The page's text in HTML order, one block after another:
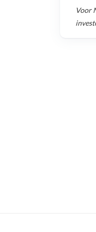
Voor